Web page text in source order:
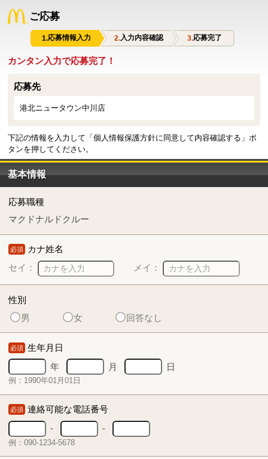
ご応募
応募情報入力 入力内容確認 応募完了
カンタン入力で応募完了！
応募先
港北ニュータウン中川店
下記の情報を入力して「個人情報保護方針に同意して内容確認する」ボ
タンを押してください。
基本情報
応募職種
マクドナルドクルー
必須 カナ姓名
セイ：
メイ：
性別
男
女 回答なし
必須 生年月日
年
月 日
例：1990年01月01日
必須 連絡可能な電話番号
-
-
例：090-1234-5678